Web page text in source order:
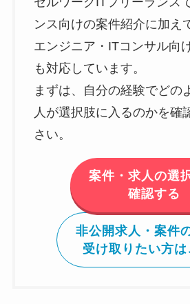
ンス向けの案件紹介に加え
エンジニア・ITコンサル向
も対応しています。
まずは、自分の経験でどの
人が選択肢に入るのかを確
さい。
案件・求人の選
確認する
非公開求人・案件
受け取りたい方は